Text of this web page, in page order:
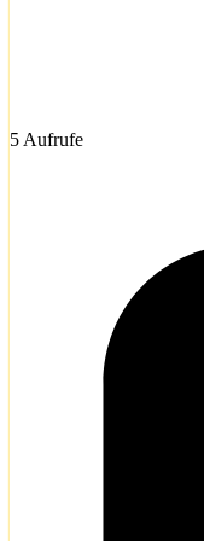
5 Aufrufe